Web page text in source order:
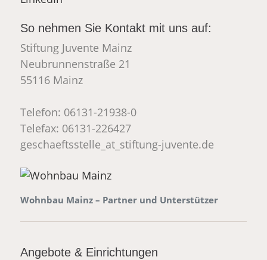
So nehmen Sie Kontakt mit uns auf:
Stiftung Juvente Mainz
Neubrunnenstraße 21
55116 Mainz
Telefon: 06131-21938-0
Telefax: 06131-226427
geschaeftsstelle _at_ stiftung-juvente.de
Wohnbau Mainz – Partner und Unterstützer
Angebote & Einrichtungen